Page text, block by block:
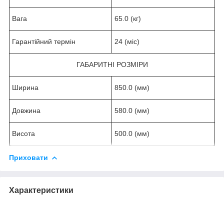
Вага 65.0 (кг)
Гарантійний термін 24 (міс)
ГАБАРИТНІ РОЗМІРИ
Ширина 850.0 (мм)
Довжина 580.0 (мм)
Висота 500.0 (мм)
Приховати
Характеристики